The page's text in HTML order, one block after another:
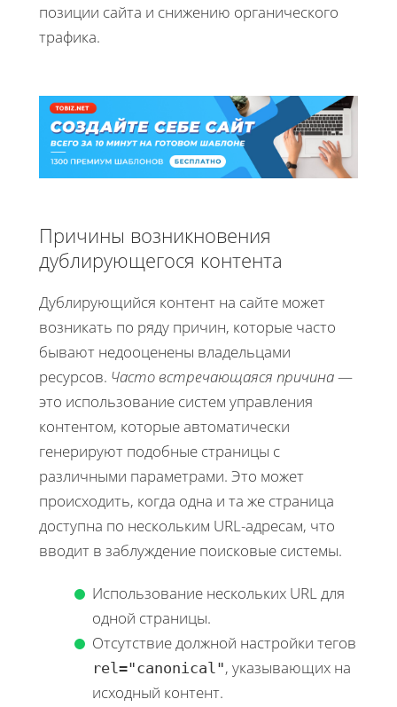
позиции сайта и снижению органического
трафика.
Причины возникновения
дублирующегося контента
Дублирующийся контент на сайте может
возникать по ряду причин, которые часто
бывают недооценены владельцами
ресурсов. Часто встречающаяся причина—
это использование систем управления
контентом, которые автоматически
генерируют подобные страницы с
различными параметрами. Это может
происходить, когда одна и та же страница
доступна по нескольким URL-адресам, что
вводит в заблуждение поисковые системы.
Использование нескольких URL для
одной страницы.
Отсутствие должной настройки тегов
rel="canonical", указывающих на
исходный контент.